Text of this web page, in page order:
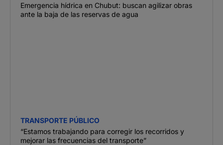
Emergencia hídrica en Chubut: buscan agilizar obras
ante la baja de las reservas de agua
TRANSPORTE PÚBLICO
“Estamos trabajando para corregir los recorridos y
mejorar las frecuencias del transporte”